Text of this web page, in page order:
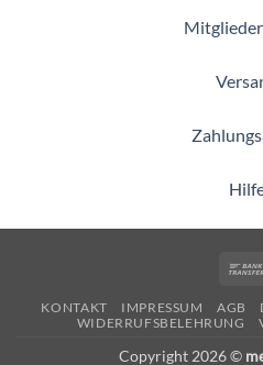
KONTAKT IMPRESSUM AGB
WIDERRUFSBELEHRUNG
Copyright 2026 ©